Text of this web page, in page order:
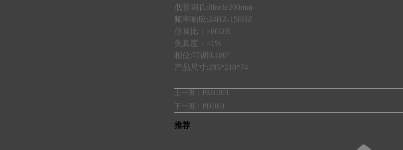
低音喇叭:8Inch/200mm
频率响应:24HZ-150HZ
信噪比：>80DB
失真度：<1%
相位:可调0-180°
产品尺寸:285*210*74
上一页：
PAB1001
下一页： PD1001
推荐